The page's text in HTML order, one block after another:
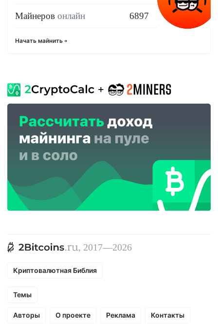
Майнеров онлайн 6897
Начать майнить
, 2017—2026
Криптовалютная Библия
Темы
Авторы О проекте Реклама Контакты